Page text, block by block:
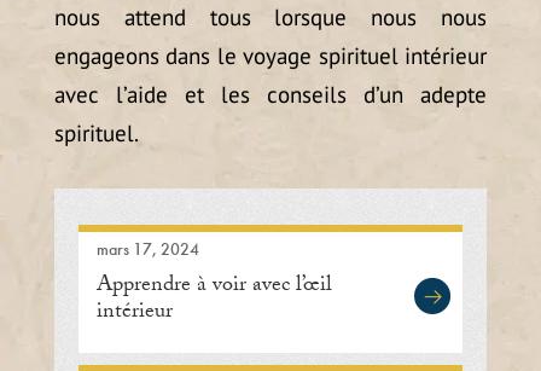
nous attend tous lorsque nous nous
engageons dans le voyage spirituel intérieur
avec l’aide et les conseils d’un adepte
spirituel.
mars 17, 2024
Apprendre à voir avec l’œil
intérieur